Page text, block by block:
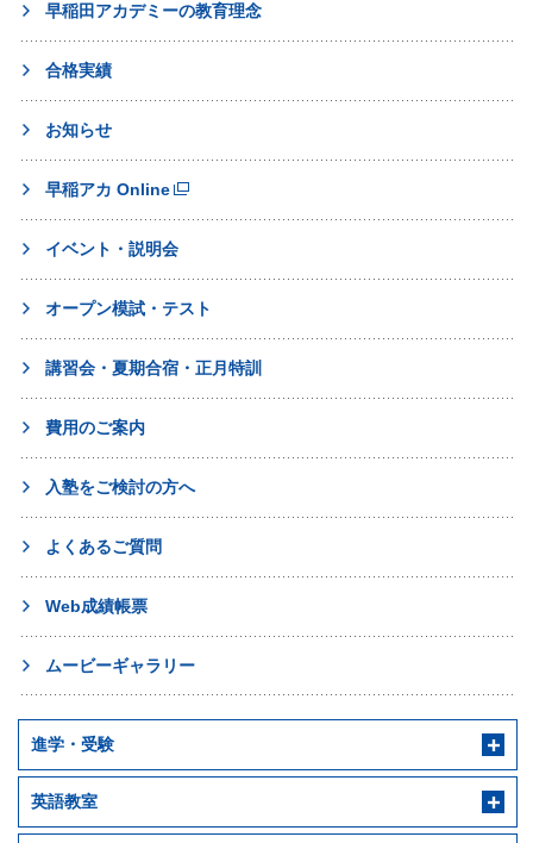
早稲田アカデミーの教育理念
合格実績
お知らせ
早稲アカ Online
イベント・説明会
オープン模試・テスト
講習会・夏期合宿・正月特訓
費用のご案内
入塾をご検討の方へ
よくあるご質問
Web成績帳票
ムービーギャラリー
進学・受験
英語教室